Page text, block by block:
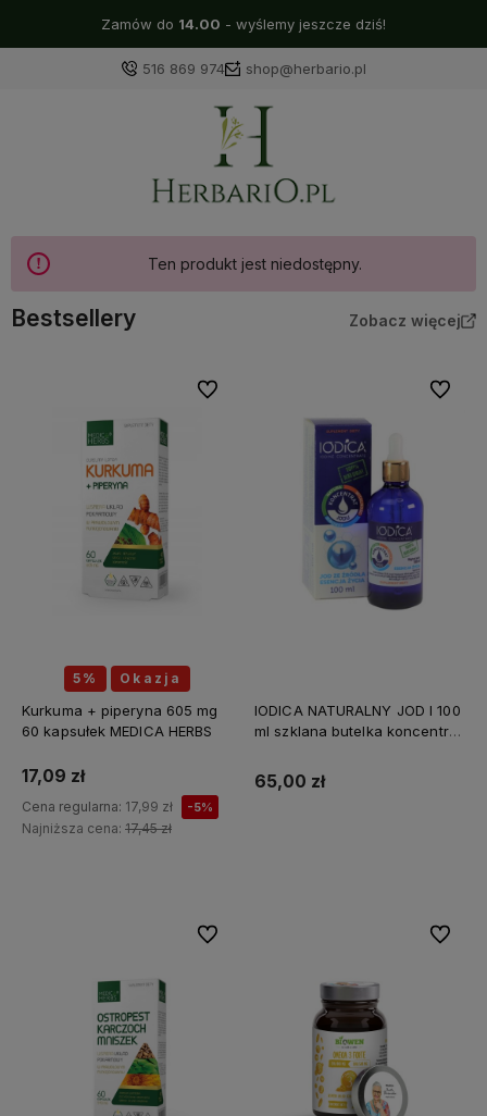
Zamów do 14.00 - wyślemy jeszcze dziś!
516 869 974 shop@herbario.pl
Ten produkt jest niedostępny.
Bestsellery Zobacz więcej
5% Okazja
Kurkuma + piperyna 605 mg
60 kapsułek MEDICA HERBS
17,09 zł
Cena regularna: 17,99 zł -5%
Najniższa cena: 17,45 zł
Do ulubionych
IODICA NATURALNY JOD I 100
ml szklana butelka koncentrat
65,00 zł
Do
Do ulubionych Do